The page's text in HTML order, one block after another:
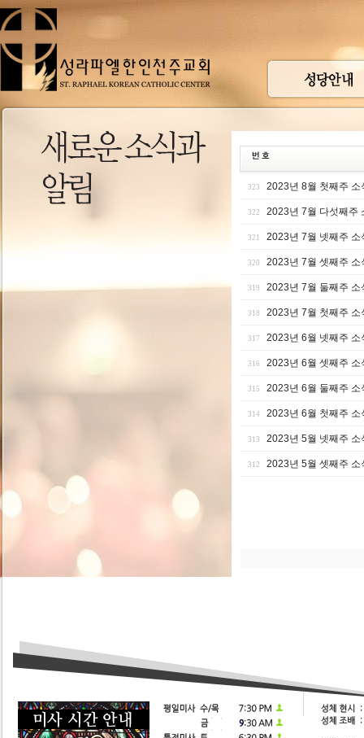
323 2023년 8월 첫째주 소
322 2023년 7월 다섯째주
321 2023년 7월 넷째주 소
320 2023년 7월 셋째주 소
319 2023년 7월 둘째주 소
318 2023년 7월 첫째주 소
317 2023년 6월 넷째주 소
316 2023년 6월 셋째주 소
315 2023년 6월 둘째주 소
314 2023년 6월 첫째주 소
313 2023년 5월 넷째주 소
312 2023년 5월 셋째주 소